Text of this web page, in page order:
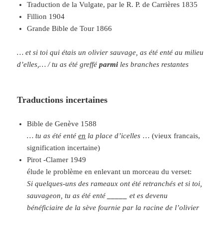
Traduction de la Vulgate, par le R. P. de Carrières 1835
Fillion 1904
Grande Bible de Tour 1866
… et si toi qui étais un olivier sauvage, as été enté au milieu
d’elles,… / tu as été grefféparmiles branches restantes
Traductions incertaines
Bible de Genève 1588
… tu as été entéen la place d’icelles … (vieux francais,
signification incertaine)
Pirot -Clamer 1949
élude le problème en enlevant un morceau du verset:
Si quelques-uns des rameaux ont été retranchés et si toi,
sauvageon, tu as été enté
_____et es devenu
bénéficiaire de la sève fournie par la racine de l’olivier